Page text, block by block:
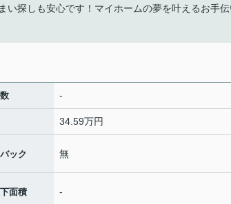
い探しも安心です！マイホームの夢を叶えるお手
-
34.59万円
ック 無
面積 -